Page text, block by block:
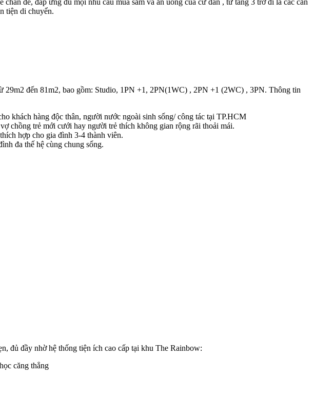
đế, đáp ứng đủ mọi nhu cầu mua sắm và ăn uống của cư dân , từ tầng 3 trở đi là các căn
tiện di chuyển.
29m2 đến 81m2, bao gồm: Studio, 1PN +1, 2PN(1WC) , 2PN +1 (2WC) , 3PN. Thông tin
khách hàng độc thân, người nước ngoài sinh sống/ công tác tại TP.HCM
chồng trẻ mới cưới hay người trẻ thích không gian rộng rãi thoải mái.
hợp cho gia đình 3-4 thành viên.
đa thế hệ cùng chung sống.
đủ đầy nhờ hệ thống tiện ích cao cấp tại khu The Rainbow:
căng thẳng